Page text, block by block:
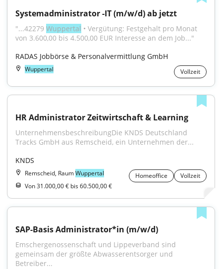
Systemadministrator -IT (m/w/d) ab jetzt
"...42279 Wuppertal • Vergütung: Festgehalt pro Monat
von 3.600,00 bis 4.500,00 EUR Interesse an dem Job..."
RADAS Jobbörse & Personalvermittlung GmbH
Wuppertal Vollzeit
HR Administrator Zeitwirtschaft & Learning
UnternehmensbeschreibungDie KNDS Deutschland
Tracks GmbH aus Remscheid, ein Unternehmen der...
KNDS
Remscheid, RaumWuppertal Homeoffice
Vollzeit
Von 31.000,00 € bis 60.500,00 €
SAP-Basis Administrator*in (m/w/d)
Emschergenossenschaft und Lippeverband sind
gemeinsam der größte Abwasserentsorger und
Betreiber...